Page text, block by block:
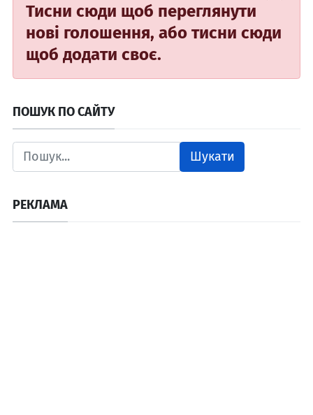
Тисни сюди щоб переглянути
нові голошення, або тисни сюди
щоб додати своє.
ПОШУК ПО САЙТУ
Шукати
РЕКЛАМА